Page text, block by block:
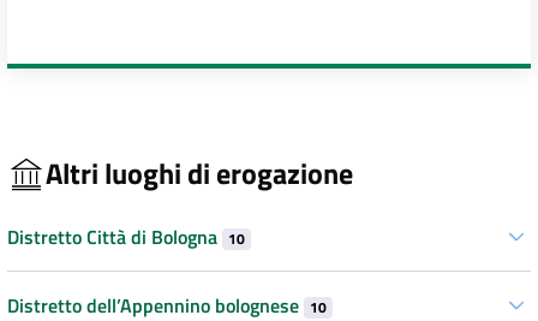
Altri luoghi di erogazione
Distretto Città di Bologna 10
Distretto dell’Appennino bolognese 10